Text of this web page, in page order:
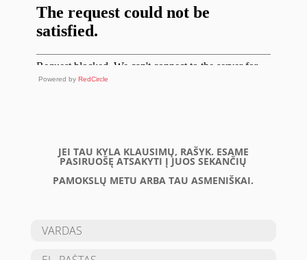
Powered by RedCircle
JEI TAU KYLA KLAUSIMŲ, RAŠYK. ESAME
PASIRUOŠĘ ATSAKYTI Į JUOS SEKANČIŲ
PAMOKSLŲ METU ARBA TAU ASMENIŠKAI.